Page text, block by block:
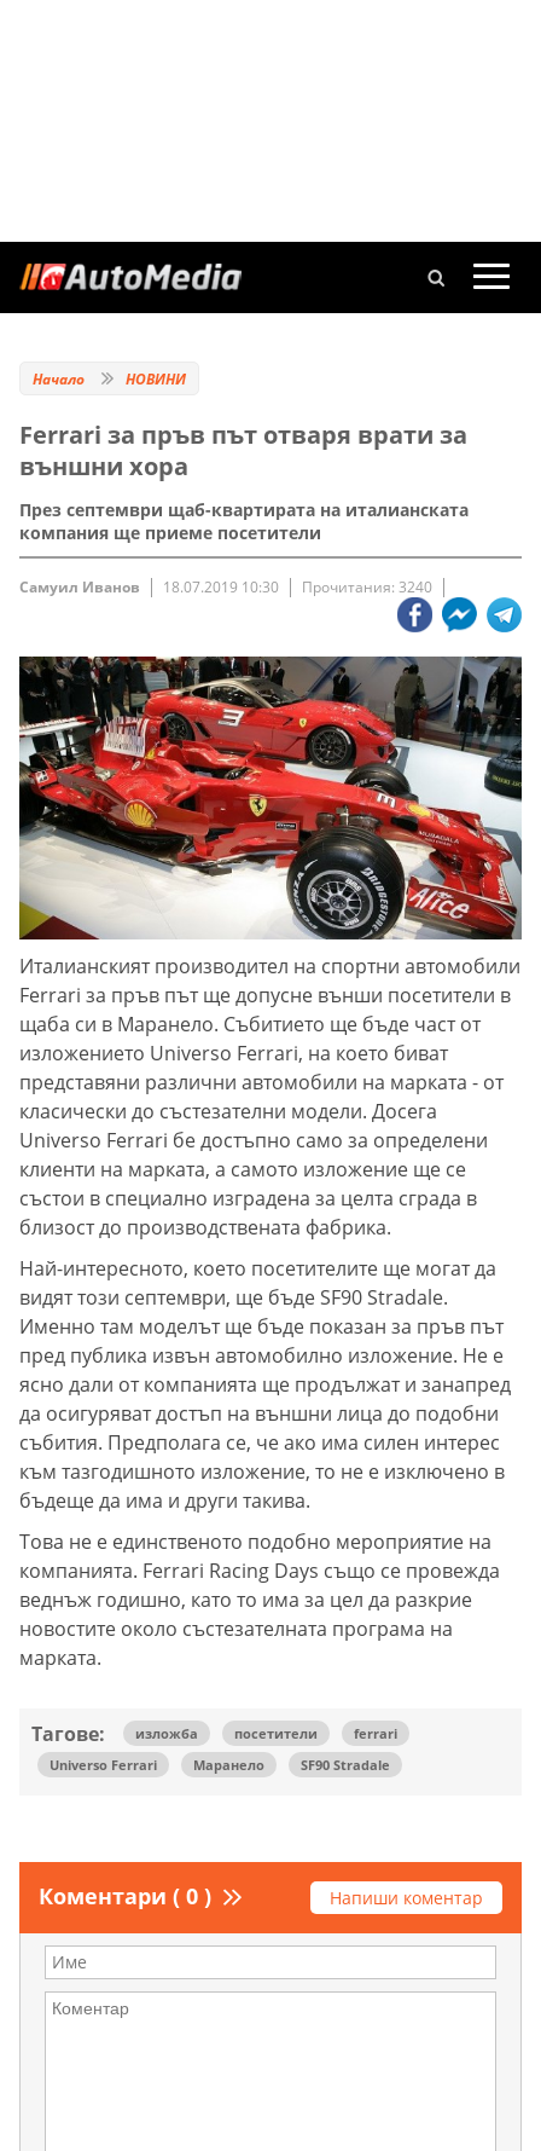
Начало НОВИНИ
Ferrari за пръв път отваря врати за
външни хора
През септември щаб-квартирата на италианската
компания ще приеме посетители
Самуил Иванов 18.07.2019 10:30 Прочитания: 3240
Италианският производител на спортни автомобили
Ferrari за пръв път ще допусне външи посетители в
щаба си в Маранело. Събитието ще бъде част от
изложението Universo Ferrari, на което биват
представяни различни автомобили на марката - от
класически до състезателни модели. Досега
Universo Ferrari бе достъпно само за определени
клиенти на марката, а самото изложение ще се
състои в специално изградена за целта сграда в
близост до производствената фабрика.
Най-интересното, което посетителите ще могат да
видят този септември, ще бъде SF90 Stradale.
Именно там моделът ще бъде показан за пръв път
пред публика извън автомобилно изложение. Не е
ясно дали от компанията ще продължат и занапред
да осигуряват достъп на външни лица до подобни
събития. Предполага се, че ако има силен интерес
към тазгодишното изложение, то не е изключено в
бъдеще да има и други такива.
Това не е единственото подобно мероприятие на
компанията. Ferrari Racing Days също се провежда
веднъж годишно, като то има за цел да разкрие
новостите около състезателната програма на
марката.
Тагове: изложба посетители
ferrari
Universo Ferrari
Маранело SF90 Stradale
Коментари ( 0 ) Напиши коментар